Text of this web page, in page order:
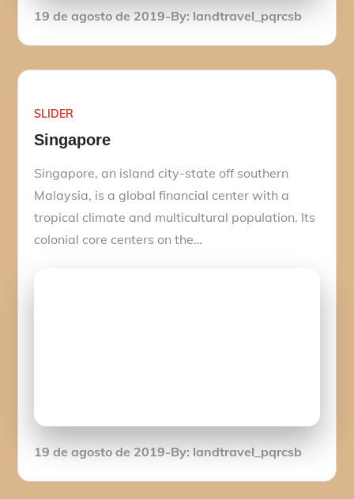
Posted
19 de agosto de 2019 By: landtravel_pqrcsb
SLIDER
Singapore
Singapore, an island city-state off southern
Malaysia, is a global financial center with a
tropical climate and multicultural population. Its
colonial core centers on the…
Posted
19 de agosto de 2019 By: landtravel_pqrcsb